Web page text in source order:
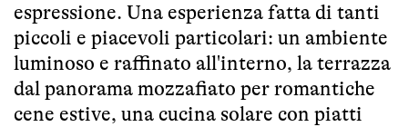
espressione. Una esperienza fatta di tanti
piccoli e piacevoli particolari: un ambiente
luminoso e raffinato all'interno, la terrazza
dal panorama mozzafiato per romantiche
cene estive, una cucina solare con piatti